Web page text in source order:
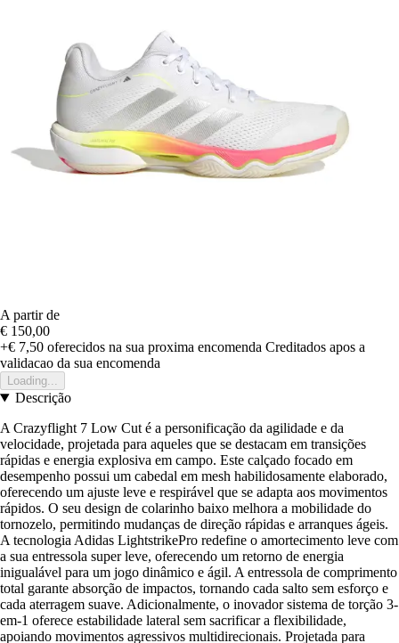
A partir de
€ 150,00
+€ 7,50 oferecidos na sua proxima encomenda Creditados apos a
validacao da sua encomenda
Loading...
Descrição
A Crazyflight 7 Low Cut é a personificação da agilidade e da
velocidade, projetada para aqueles que se destacam em transições
rápidas e energia explosiva em campo. Este calçado focado em
desempenho possui um cabedal em mesh habilidosamente elaborado,
oferecendo um ajuste leve e respirável que se adapta aos movimentos
rápidos. O seu design de colarinho baixo melhora a mobilidade do
tornozelo, permitindo mudanças de direção rápidas e arranques ágeis.
A tecnologia Adidas LightstrikePro redefine o amortecimento leve com
a sua entressola super leve, oferecendo um retorno de energia
inigualável para um jogo dinâmico e ágil. A entressola de comprimento
total garante absorção de impactos, tornando cada salto sem esforço e
cada aterragem suave. Adicionalmente, o inovador sistema de torção 3-
em-1 oferece estabilidade lateral sem sacrificar a flexibilidade,
apoiando movimentos agressivos multidirecionais. Projetada para